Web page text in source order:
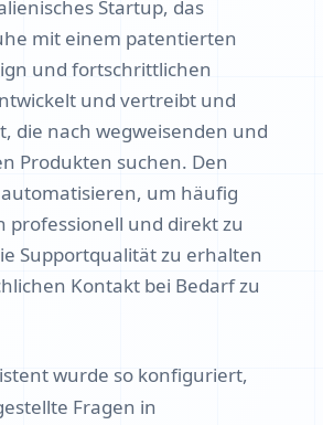
Startup, das
mit einem patentierten
und fortschrittlichen
und vertreibt und
die nach wegweisenden und
Produkten suchen. Den
um häufig
professionell und direkt zu
Supportqualität zu erhalten
Kontakt bei Bedarf zu
wurde so konfiguriert,
Fragen in